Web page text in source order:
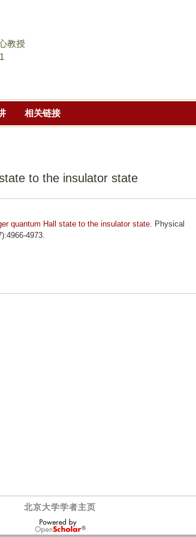
到
主
分
教授
相关链接
to the insulator state
quantum Hall state to the insulator state. Physical
4973.
北京大学学者主页
OpenScholar